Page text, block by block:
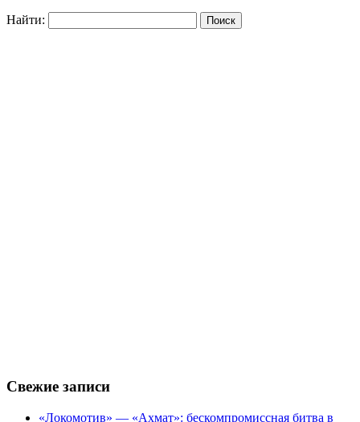
Найти:
Свежие записи
«Локомотив» — «Ахмат»: бескомпромиссная битва в